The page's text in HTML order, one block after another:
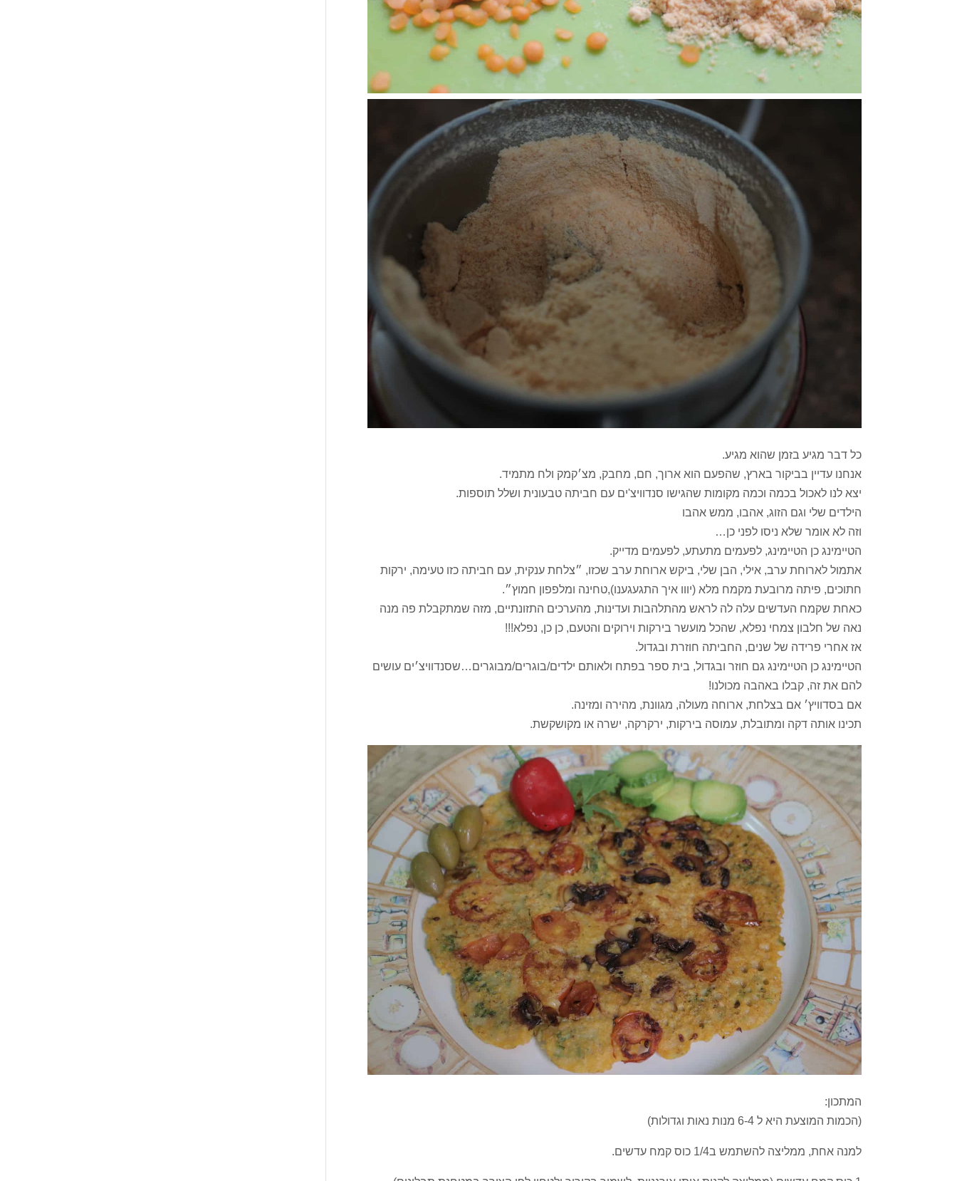
כל דבר מגיע בזמן שהוא מגיע.
אנחנו עדיין בביקור בארץ, שהפעם הוא ארוך, חם, מחבק, מצ׳קמק ולח מתמיד.
יצא לנו לאכול בכמה וכמה מקומות שהגישו סנדוויצ'ים עם חביתה טבעונית ושלל תוספות.
הילדים שלי וגם הזוג, אהבו, ממש אהבו
וזה לא אומר שלא ניסו לפני כן…
הטיימינג כן הטיימינג, לפעמים מתעתע, לפעמים מדייק.
אתמול לארוחת ערב, אילי, הבן שלי, ביקש ארוחת ערב שכזו, ״צלחת ענקית, עם חביתה כזו טעימה, ירקות
חתוכים, פיתה מרובעת מקמח מלא (יווו איך התגעגענו),טחינה ומלפפון חמוץ״.
כאחת שקמח העדשים עלה לה לראש מהתלהבות ועדינות, מהערכים התזונתיים, מזה שמתקבלת פה מנה
נאה של חלבון צמחי נפלא, שהכל מועשר בירקות וירוקים והטעם, כן כן, נפלא!!!
אז אחרי פרידה של שנים, החביתה חוזרת ובגדול.
הטיימינג כן הטיימינג גם חוזר ובגדול, בית ספר בפתח ולאותם ילדים/בוגרים/מבוגרים…שסנדוויצ׳ים עושים
להם את זה, קבלו באהבה מכולנו!
אם בסדוויץ׳ אם בצלחת, ארוחה מעולה, מגוונת, מהירה ומזינה.
תכינו אותה דקה ומתובלת, עמוסה בירקות, ירקרקה, ישרה או מקושקשת.
המתכון:
(הכמות המוצעת היא ל 6-4 מנות נאות וגדולות)
למנה אחת, ממליצה להשתמש ב1/4 כוס קמח עדשים.